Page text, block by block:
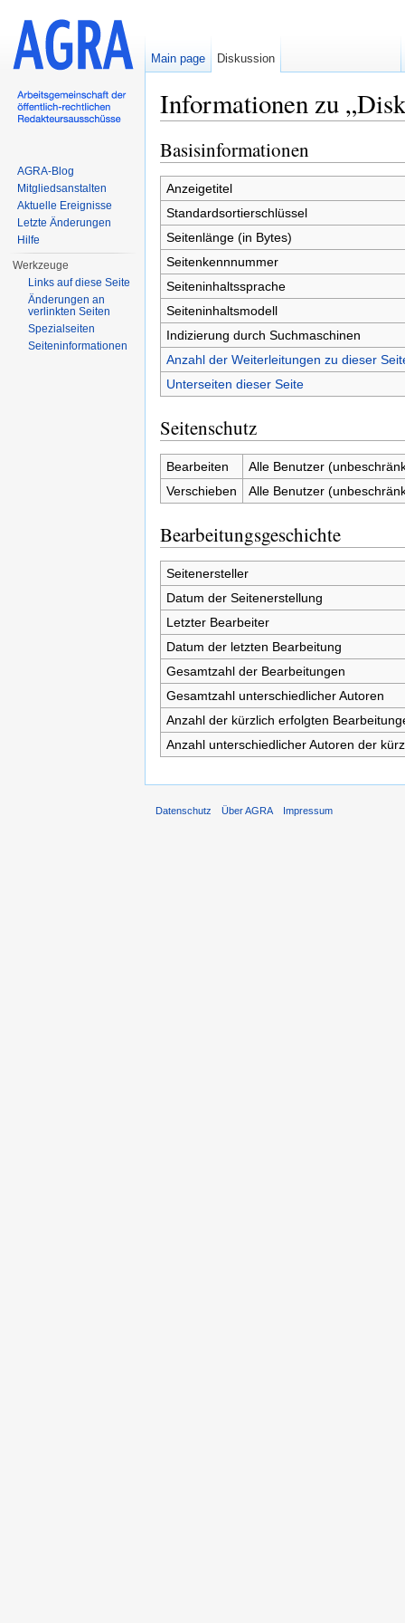
Informationen zu
Basisinformationen
Anzeigetitel
Standardsortierschlüssel
Seitenlänge (in Bytes)
Seitenkennnummer
Seiteninhaltssprache
Seiteninhaltsmodell
Indizierung durch Suchmaschinen
Anzahl der Weiterleitungen zu dieser
Unterseiten dieser Seite
Seitenschutz
Bearbeiten
Alle Benutzer
Verschieben
Alle Benutzer
Bearbeitungsgeschichte
Seitenersteller
Datum der Seitenerstellung
Letzter Bearbeiter
Datum der letzten Bearbeitung
Gesamtzahl der Bearbeitungen
Gesamtzahl unterschiedlicher Autoren
Anzahl der kürzlich erfolgten
Anzahl unterschiedlicher Autoren der
Main page Diskussion
AGRA-Blog
Mitgliedsanstalten
Aktuelle Ereignisse
Letzte Änderungen
Hilfe
Werkzeuge
Links auf diese Seite
Änderungen an
verlinkten Seiten
Spezialseiten
Seiten­informationen
Datenschutz Über AGRA Impressum